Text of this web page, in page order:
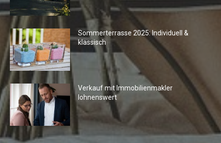
Sommerterrasse 2025: Individuell &
klassisch
Verkauf mit Immobilienmakler
lohnenswert